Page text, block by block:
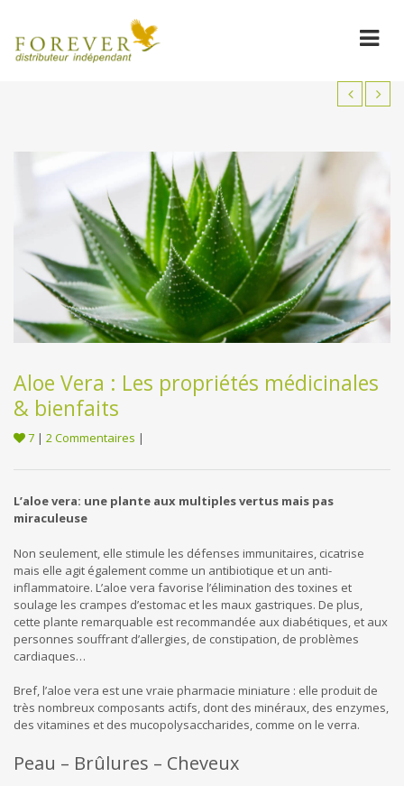
Aloe Vera : Les propriétés médicinales
& bienfaits
7 | 2 Commentaires |
L’aloe vera: une plante aux multiples vertus mais pas
miraculeuse
Non seulement, elle stimule les défenses immunitaires, cicatrise
mais elle agit également comme un antibiotique et un anti-
inflammatoire. L’aloe vera favorise l’élimination des toxines et
soulage les crampes d’estomac et les maux gastriques. De plus,
cette plante remarquable est recommandée aux diabétiques, et aux
personnes souffrant d’allergies, de constipation, de problèmes
cardiaques…
Bref, l’aloe vera est une vraie pharmacie miniature : elle produit de
très nombreux composants actifs, dont des minéraux, des enzymes,
des vitamines et des mucopolysaccharides, comme on le verra.
Peau – Brûlures – Cheveux